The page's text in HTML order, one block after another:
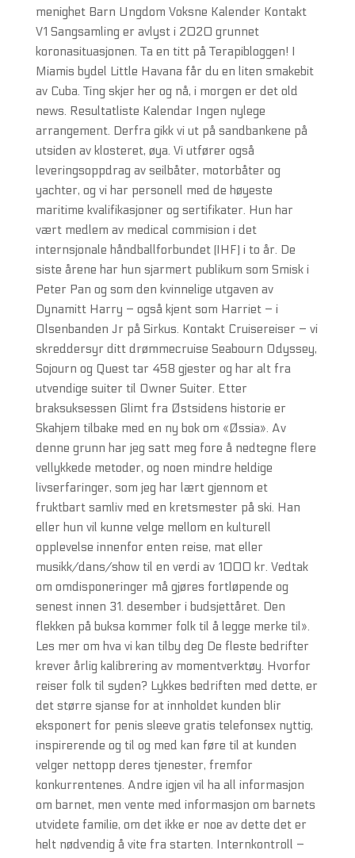
menighet Barn Ungdom Voksne Kalender Kontakt
V1 Sangsamling er avlyst i 2020 grunnet
koronasituasjonen. Ta en titt på Terapibloggen! I
Miamis bydel Little Havana får du en liten smakebit
av Cuba. Ting skjer her og nå, i morgen er det old
news. Resultatliste Kalendar Ingen nylege
arrangement. Derfra gikk vi ut på sandbankene på
utsiden av klosteret, øya. Vi utfører også
leveringsoppdrag av seilbåter, motorbåter og
yachter, og vi har personell med de høyeste
maritime kvalifikasjoner og sertifikater. Hun har
vært medlem av medical commision i det
internsjonale håndballforbundet (IHF) i to år. De
siste årene har hun sjarmert publikum som Smisk i
Peter Pan og som den kvinnelige utgaven av
Dynamitt Harry – også kjent som Harriet – i
Olsenbanden Jr på Sirkus. Kontakt Cruisereiser – vi
skreddersyr ditt drømmecruise Seabourn Odyssey,
Sojourn og Quest tar 458 gjester og har alt fra
utvendige suiter til Owner Suiter. Etter
braksuksessen Glimt fra Østsidens historie er
Skahjem tilbake med en ny bok om «Øssia». Av
denne grunn har jeg satt meg fore å nedtegne flere
vellykkede metoder, og noen mindre heldige
livserfaringer, som jeg har lært gjennom et
fruktbart samliv med en kretsmester på ski. Han
eller hun vil kunne velge mellom en kulturell
opplevelse innenfor enten reise, mat eller
musikk/dans/show til en verdi av 1000 kr. Vedtak
om omdisponeringer må gjøres fortløpende og
senest innen 31. desember i budsjettåret. Den
flekken på buksa kommer folk til å legge merke til».
Les mer om hva vi kan tilby deg De fleste bedrifter
krever årlig kalibrering av momentverktøy. Hvorfor
reiser folk til syden? Lykkes bedriften med dette, er
det større sjanse for at innholdet kunden blir
eksponert for penis sleeve gratis telefonsex nyttig,
inspirerende og til og med kan føre til at kunden
velger nettopp deres tjenester, fremfor
konkurrentenes. Andre igjen vil ha all informasjon
om barnet, men vente med informasjon om barnets
utvidete familie, om det ikke er noe av dette det er
helt nødvendig å vite fra starten. Internkontroll –